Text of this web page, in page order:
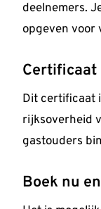
deelnemers.
opgeven voor
Certificaat
Dit certificaat
rijksoverheid
gastouders
Boek nu